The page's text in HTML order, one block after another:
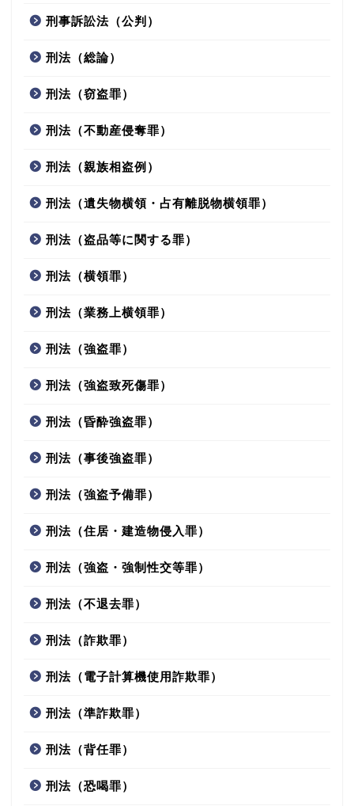
刑事訴訟法（公判）
刑法（総論）
刑法（窃盗罪）
刑法（不動産侵奪罪）
刑法（親族相盗例）
刑法（遺失物横領・占有離脱物横領罪）
刑法（盗品等に関する罪）
刑法（横領罪）
刑法（業務上横領罪）
刑法（強盗罪）
刑法（強盗致死傷罪）
刑法（昏酔強盗罪）
刑法（事後強盗罪）
刑法（強盗予備罪）
刑法（住居・建造物侵入罪）
刑法（強盗・強制性交等罪）
刑法（不退去罪）
刑法（詐欺罪）
刑法（電子計算機使用詐欺罪）
刑法（準詐欺罪）
刑法（背任罪）
刑法（恐喝罪）